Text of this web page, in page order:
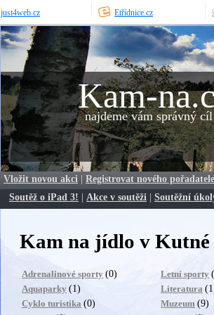
just4web.cz Etřídnice.cz
Kam-
najdeme vám správný
Vložit novou akci | Registrovat nového pořadatele
Soutěž o iPad 3! | Akce v soutěži | Soutěžní
Kam na jídlo v
Adrenalinové sporty (0)
Aquaparky (1)
Cyklo turistika (0)
Letní sporty
Literatura
Muzeum (9)